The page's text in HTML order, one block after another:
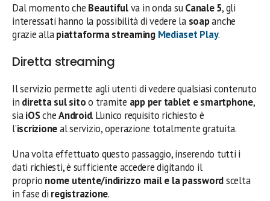
Dal momento che Beautifulva in onda suCanale 5, gli
interessati hanno la possibilità di vedere la soapanche
grazie allapiattaforma streaming Mediaset Play.
Diretta streaming
Il servizio permette agli utenti di vedere qualsiasi contenuto
in diretta sul sitoo tramite app per tablet e smartphone,
siaiOScheAndroid. L’unico requisito richiesto è
l’iscrizioneal servizio, operazione totalmente gratuita.
Una volta effettuato questo passaggio, inserendo tutti i
dati richiesti, è sufficiente accedere digitando il
proprio nome utente/indirizzo mail e la passwordscelta
in fase di registrazione.